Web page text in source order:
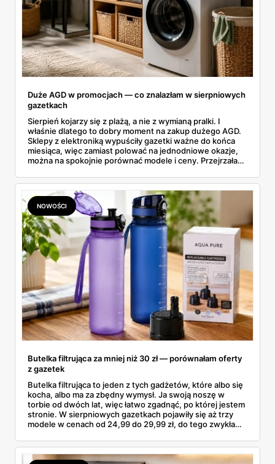
Duże AGD w promocjach — co znalazłam w sierpniowych
gazetkach
Sierpień kojarzy się z plażą, a nie z wymianą pralki. I
właśnie dlatego to dobry moment na zakup dużego AGD.
Sklepy z elektroniką wypuściły gazetki ważne do końca
miesiąca, więc zamiast polować na jednodniowe okazje,
można na spokojnie porównać modele i ceny. Przejrzałam
znalazłam, z cenami i terminami.
NOWOŚCI
Butelka filtrująca za mniej niż 30 zł — porównałam oferty
z gazetek
Butelka filtrująca to jeden z tych gadżetów, które albo się
kocha, albo ma za zbędny wymysł. Ja swoją noszę w
torbie od dwóch lat, więc łatwo zgadnąć, po której jestem
stronie. W sierpniowych gazetkach pojawiły się aż trzy
modele w cenach od 24,99 do 29,99 zł, do tego zwykła
wszystkie oferty i policzyłam, kiedy taki zakup faktycznie
się opłaca.